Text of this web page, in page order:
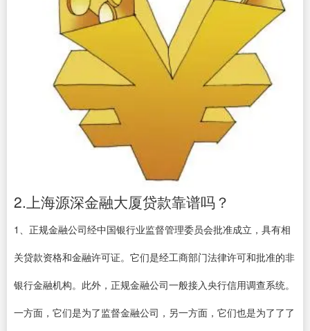
2.上海源深金融大厦贷款靠谱吗？
1、正规金融公司经中国银行业监督管理委员会批准成立，具有相
关贷款资格和金融许可证。它们是经工商部门法律许可和批准的非
银行金融机构。此外，正规金融公司一般接入央行信用调查系统。
一方面，它们是为了监督金融公司，另一方面，它们也是为了了了